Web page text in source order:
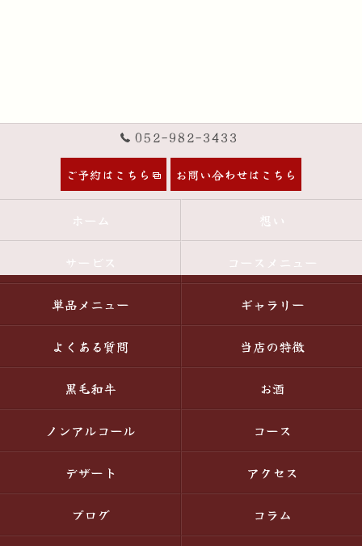
052-982-3433
ご予約はこちら お問い合わせはこちら
ホーム 想い
サービス コースメニュー
単品メニュー ギャラリー
よくある質問 当店の特徴
黒毛和牛 お酒
ノンアルコール コース
デザート アクセス
ブログ コラム